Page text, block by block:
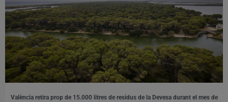
València retira prop de 15.000 litres de residus de la Devesa durant el mes de